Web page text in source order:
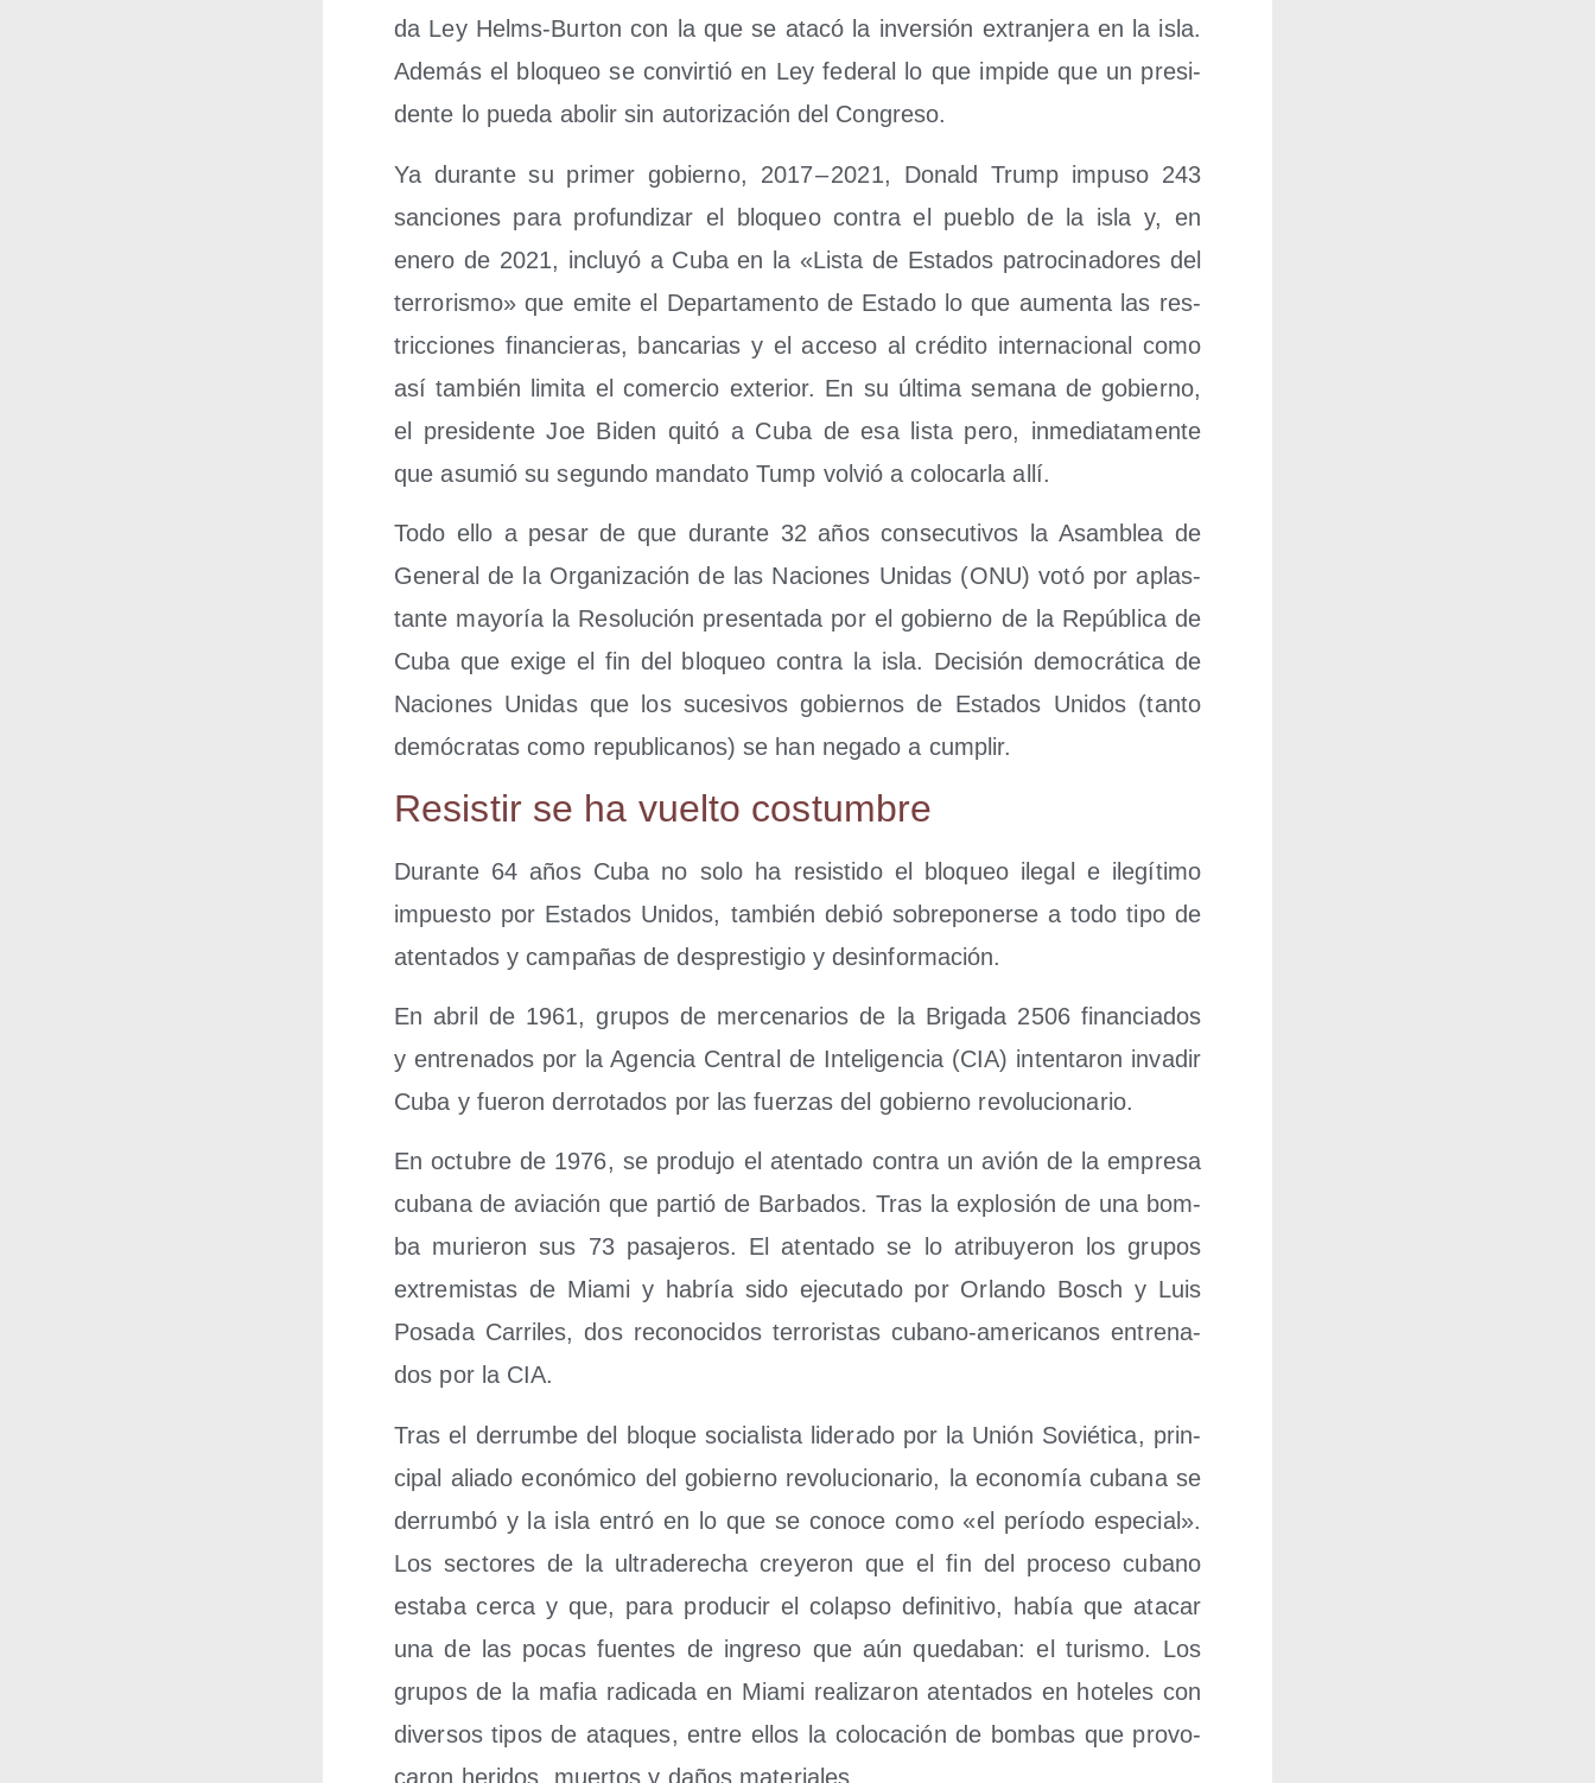
da Ley Helms-Bur­ton con la que se ata­có la inver­sión extran­je­ra en la isla.
Ade­más el blo­queo se con­vir­tió en Ley fede­ral lo que impi­de que un pre­si­
den­te lo pue­da abo­lir sin auto­ri­za­ción del Congreso.
Ya duran­te su pri­mer gobierno, 2017 – 2021, Donald Trump impu­so 243
san­cio­nes para pro­fun­di­zar el blo­queo con­tra el pue­blo de la isla y, en
enero de 2021, inclu­yó a Cuba en la «Lis­ta de Esta­dos patro­ci­na­do­res del
terro­ris­mo» que emi­te el Depar­ta­men­to de Esta­do lo que aumen­ta las res­
tric­cio­nes finan­cie­ras, ban­ca­rias y el acce­so al cré­di­to inter­na­cio­nal como
así tam­bién limi­ta el comer­cio exte­rior. En su últi­ma sema­na de gobierno,
el pre­si­den­te Joe Biden qui­tó a Cuba de esa lis­ta pero, inme­dia­ta­men­te
que asu­mió su segun­do man­da­to Tump vol­vió a colo­car­la allí.
Todo ello a pesar de que duran­te 32 años con­se­cu­ti­vos la Asam­blea de
Gene­ral de la Orga­ni­za­ción de las Nacio­nes Uni­das (ONU) votó por aplas­
tan­te mayo­ría la Reso­lu­ción pre­sen­ta­da por el gobierno de la Repú­bli­ca de
Cuba que exi­ge el fin del blo­queo con­tra la isla. Deci­sión demo­crá­ti­ca de
Nacio­nes Uni­das que los suce­si­vos gobier­nos de Esta­dos Uni­dos (tan­to
demó­cra­tas como repu­bli­ca­nos) se han nega­do a cumplir.
Resis­tir se ha vuel­to costumbre
Duran­te 64 años Cuba no solo ha resis­ti­do el blo­queo ile­gal e ile­gí­ti­mo
impues­to por Esta­dos Uni­dos, tam­bién debió sobre­po­ner­se a todo tipo de
aten­ta­dos y cam­pa­ñas de des­pres­ti­gio y desinformación.
En abril de 1961, gru­pos de mer­ce­na­rios de la Bri­ga­da 2506 finan­cia­dos
y entre­na­dos por la Agen­cia Cen­tral de Inte­li­gen­cia (CIA) inten­ta­ron inva­dir
Cuba y fue­ron derro­ta­dos por las fuer­zas del gobierno revolucionario.
En octu­bre de 1976, se pro­du­jo el aten­ta­do con­tra un avión de la empre­sa
cuba­na de avia­ción que par­tió de Bar­ba­dos. Tras la explo­sión de una bom­
ba murie­ron sus 73 pasa­je­ros. El aten­ta­do se lo atri­bu­ye­ron los gru­pos
extre­mis­tas de Mia­mi y habría sido eje­cu­ta­do por Orlan­do Bosch y Luis
Posa­da Carri­les, dos reco­no­ci­dos terro­ris­tas cubano-ame­ri­ca­nos entre­na­
dos por la CIA.
Tras el derrum­be del blo­que socia­lis­ta lide­ra­do por la Unión Sovié­ti­ca, prin­
ci­pal alia­do eco­nó­mi­co del gobierno revo­lu­cio­na­rio, la eco­no­mía cuba­na se
derrum­bó y la isla entró en lo que se cono­ce como «el perío­do espe­cial».
Los sec­to­res de la ultra­de­re­cha cre­ye­ron que el fin del pro­ce­so cubano
esta­ba cer­ca y que, para pro­du­cir el colap­so defi­ni­ti­vo, había que ata­car
una de las pocas fuen­tes de ingre­so que aún que­da­ban: el turis­mo. Los
gru­pos de la mafia radi­ca­da en Mia­mi rea­li­za­ron aten­ta­dos en hote­les con
diver­sos tipos de ata­ques, entre ellos la colo­ca­ción de bom­bas que pro­vo­
ca­ron heri­dos, muer­tos y daños materiales.